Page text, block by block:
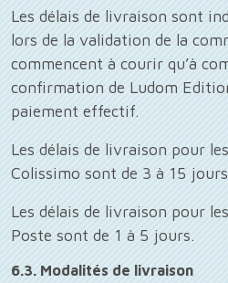
Les délais de livraison sont
lors de la validation de la
commencent à courir qu’à
confirmation de Ludom
paiement effectif.
Les délais de livraison pour
Colissimo sont de 3 à 15
Les délais de livraison pour
Poste sont de 1 à 5 jours.
6.3. Modalités de livraison